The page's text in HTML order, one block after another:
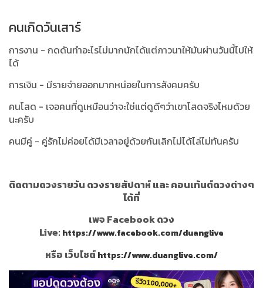
คนเกิดวันเสาร์
การงาน - กดดันทำอะไรไม่มากนักได้แต่ภาวนาให้มันผ่านวันนี้ไปให้
ได้
การเงิน - มีรายจ่ายออกมากหน่อยในการสังคมครับ
คนโสด - เจอคนที่ดูเหมือนว่าจะใช่แต่ดูดีๆว่าเขาโสดจริงไหมด้วย
นะครับ
คนมีคู่ - คู่รักไม่ค่อยได้มีเวลาอยู่ด้วยกันเลิกไม่ได้ไล่ไม่ทันครับ
ติดตามดวงรายวัน ดวงรายสัปดาห์ และ คอนเท้นต์ดวงต่างๆ
ได้ที่
เพจ Facebook ดวง
Live:https://www.facebook.com/duanglive
หรือ เว็บไซต์https://www.duanglive.com/